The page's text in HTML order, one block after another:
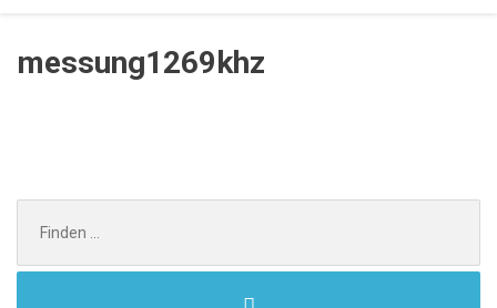
messung1269khz
for: